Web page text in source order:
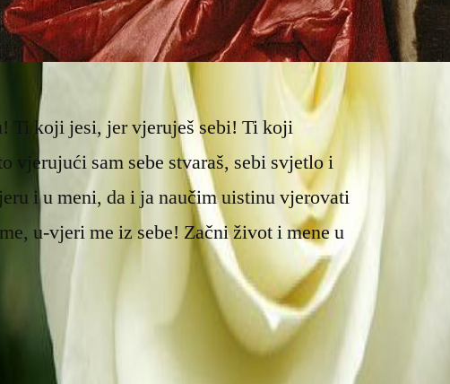
Ti koji jesi, jer vjeruješ sebi! Ti koji
vjerujući sam sebe stvaraš, sebi svjetlo i
i u meni, da i ja naučim uistinu vjerovati
u-vjeri me iz sebe! Začni život i mene u